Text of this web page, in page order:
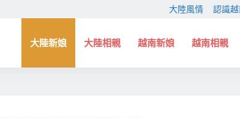
大陸風情 認識
大陸新娘 大陸相親 越南新娘 越南相親